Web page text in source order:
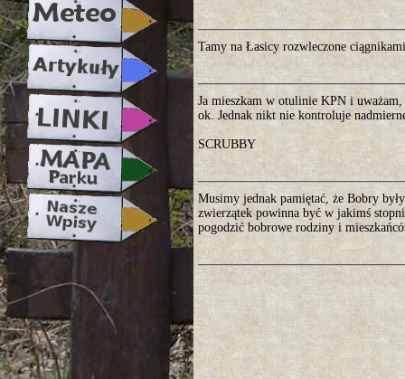
Tamy na Łasicy rozwleczone
Ja mieszkam w otulinie KPN i
ok. Jednak nikt nie kontroluje
SCRUBBY
Musimy jednak pamiętać, że Bobry
zwierzątek powinna być w jakimś
pogodzić bobrowe rodziny i